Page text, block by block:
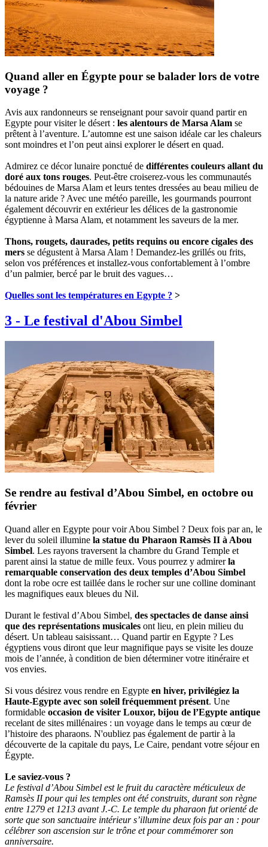
Quand aller en Égypte pour se balader lors de votre
voyage ?
Avis aux randonneurs se renseignant pour savoir quand partir en
Egypte pour visiter le désert : les alentours de Marsa Alam se
prêtent à l’aventure. L’automne est une saison idéale car les chaleurs
sont moindres et l’on peut ainsi explorer le désert en quad.
Admirez ce décor lunaire ponctué de différentes couleurs allant du
doré aux tons rouges. Peut-être croiserez-vous les communautés
bédouines de Marsa Alam et leurs tentes dressées au beau milieu de
la nature aride ? Avec une météo pareille, les gourmands pourront
également découvrir en extérieur les délices de la gastronomie
égyptienne à Marsa Alam, et notamment les saveurs de la mer.
Thons, rougets, daurades, petits requins ou encore cigales des
mers se dégustent à Marsa Alam ! Demandez-les grillés ou frits,
selon vos préférences et installez-vous confortablement à l’ombre
d’un palmier, bercé par le bruit des vagues…
Quelles sont les températures en Egypte ? >
3 - Le festival d'Abou Simbel
Se rendre au festival d’Abou Simbel, en octobre ou
février
Quand aller en Egypte pour voir Abou Simbel ? Deux fois par an, le
lever du soleil illumine la statue du Pharaon Ramsès II à Abou
Simbel. Les rayons traversent la chambre du Grand Temple et
parent ainsi la statue de mille feux. Vous pourrez y admirerla
remarquable conservation des deux temples d’Abou Simbel
dont la robe ocre est taillée dans le rocher sur une colline dominant
les magnifiques eaux bleues du Nil.
Durant le festival d’Abou Simbel, des spectacles de danse ainsi
que des représentations musicales ont lieu, en plein milieu du
désert. Un tableau saisissant… Quand partir en Egypte ? Les
égyptiens vous diront que leur magnifique pays se visite les douze
mois de l’année, à condition de bien déterminer votre itinéraire et
vos envies.
Si vous désirez vous rendre en Egypte en hiver, privilégiez la
Haute-Egypte avec son soleil fréquemment présent. Une
formidable occasion de visiter Louxor, bijou de l’Egypte antique
recelant de sites millénaires : un voyage dans le temps au cœur de
l’histoire des pharaons. N'oubliez pas également de partir à la
découverte de la capitale du pays, Le Caire, pendant votre séjour en
Égypte.
Le saviez-vous ?
Le festival d’Abou Simbel est le fruit du caractère méticuleux de
Ramsès II pour qui les temples ont été construits, durant son règne
entre 1279 et 1213 avant J.-C. Le temple du pharaon fut orienté de
sorte que son sanctuaire intérieur s’illumine deux fois par an : pour
célébrer son ascension sur le trône et pour commémorer son
anniversaire.